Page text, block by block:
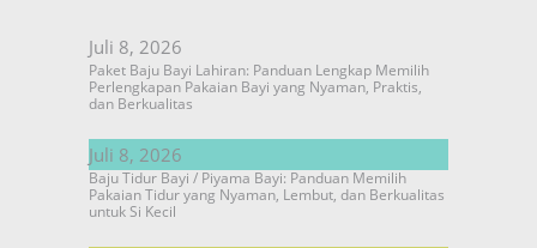
Juli 8, 2026
Paket Baju Bayi Lahiran: Panduan Lengkap Memilih
Perlengkapan Pakaian Bayi yang Nyaman, Praktis,
dan Berkualitas
Juli 8, 2026
Baju Tidur Bayi / Piyama Bayi: Panduan Memilih
Pakaian Tidur yang Nyaman, Lembut, dan Berkualitas
untuk Si Kecil